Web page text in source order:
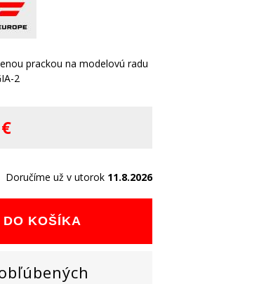
prackou na modelovú radu
2
Doručíme už v utorok 11.8.2026
DO KOŠÍKA